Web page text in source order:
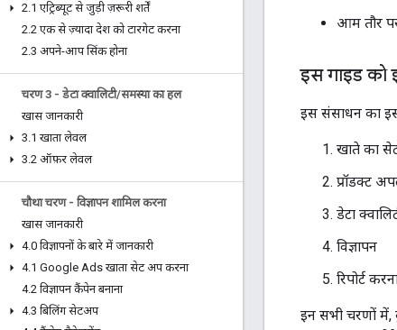
2.1 एट्रिब्यूट से जुड़ी ज़रूरी शर्तें
2.2 एक से ज़्यादा देश को टारगेट करना
2.3 अपने-आप सिंक होना
चरण 3 - डेटा क्वालिटी/समस्या का हल
खास जानकारी
3.1 खाता लेवल
3.2 ऑफ़र लेवल
चौथा चरण - विज्ञापन शामिल करना
खास जानकारी
4.0 विज्ञापनों के बारे में जानकारी
4.1 Google Ads खाता सेट अप करना
4.2 विज्ञापन कैंपेन बनाना
4.3 बिलिंग सेटअप
आम तौर
इस गाइड को
इस संसाधन का
खाते का
प्रॉडक्ट
डेटा
विज्ञापन
रिपोर्ट
इन सभी चरणों में,